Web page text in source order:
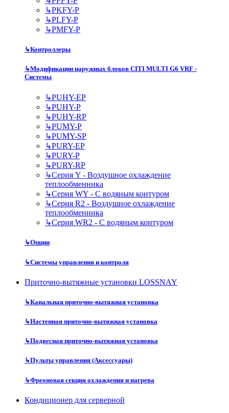
↳PKFY-P
↳PLFY-P
↳PMFY-P
↳Контроллеры
↳Модификации наружных блоков CITI MULTI G6 VRF -
Системы
↳PUHY-EP
↳PUHY-P
↳PUHY-RP
↳PUMY-P
↳PUMY-SP
↳PURY-EP
↳PURY-P
↳PURY-RP
↳Серия Y - Воздушное охлаждение
теплообменника
↳Серия WY - С водяным контуром
↳Серия R2 - Воздушное охлаждение
теплообменника
↳Серия WR2 - С водяным контуром
↳Опции
↳Системы управления и контроля
Приточно-вытяжные установки LOSSNAY
↳Канальная приточно-вытяжная установка
↳Настенная приточно-вытяжная установка
↳Подвесная приточно-вытяжная установка
↳Пульты управления (Аксессуары)
↳Фреоновая секция охлаждения и нагрева
Кондиционер для серверной